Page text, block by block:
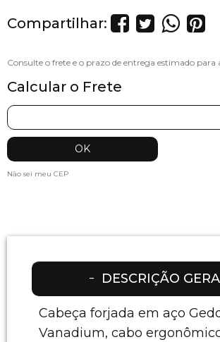
Compartilhar:
Calcular o Frete
Não sei meu CEP
DESCRIÇÃO
Cabeça forjada em aço
Vanadium, cabo